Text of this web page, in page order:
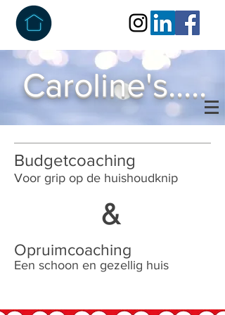
Caroline's.....
Voor grip op de huishoudknip
Budgetcoaching
&
Een schoon en gezellig huis
Opruimcoaching